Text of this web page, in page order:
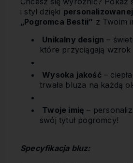
i styl dzięki
„Pogromca Bestii” z Twoim
Unikalny design –
które przyciągają wzrok
Wysoka jakość–
trwała bluza na każdą
Twoje imię –
swój tytuł pogromcy!
Specyfikacja bluz: